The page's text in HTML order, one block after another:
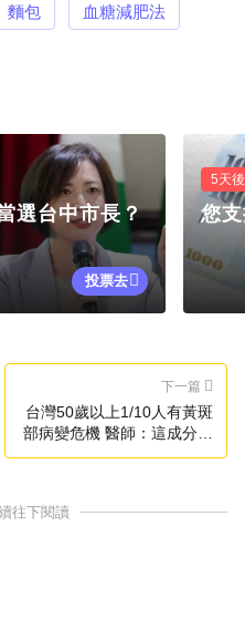
麵包 血糖減肥法
選台中市長？
投票去
5天
您
下一篇
台灣50歲以上1/10人有黃斑
部病變危機 醫師：這成分很
關鍵
往下閱讀